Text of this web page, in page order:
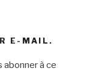
E-MAIL.
abonner à ce